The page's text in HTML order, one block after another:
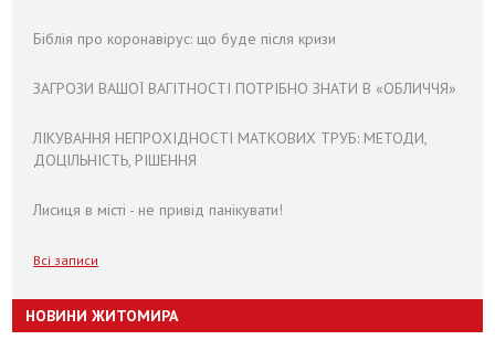
Біблія про коронавірус: що буде після кризи
ЗАГРОЗИ ВАШОЇ ВАГІТНОСТІ ПОТРІБНО ЗНАТИ В «ОБЛИЧЧЯ»
ЛІКУВАННЯ НЕПРОХІДНОСТІ МАТКОВИХ ТРУБ: МЕТОДИ,
ДОЦІЛЬНІСТЬ, РІШЕННЯ
Лисиця в місті - не привід панікувати!
Всі записи
НОВИНИ ЖИТОМИРА